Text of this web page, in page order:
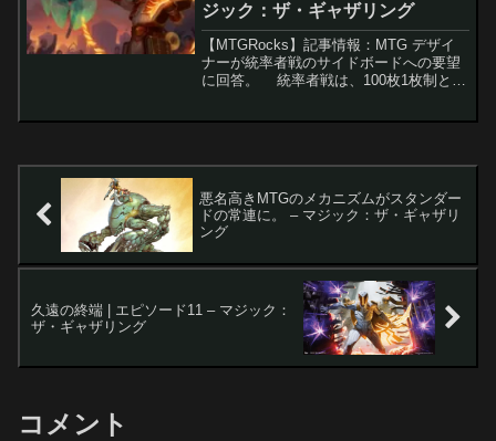
ジック：ザ・ギャザリング
【MTGRocks】記事情報：MTG デザイ
ナーが統率者戦のサイドボードへの要望
に回答。 統率者戦は、100枚1枚制とい
悪名高きMTGのメカニズムがスタンダー
ドの常連に。 – マジック：ザ・ギャザリ
ング
久遠の終端 | エピソード11 – マジック：
ザ・ギャザリング
コメント